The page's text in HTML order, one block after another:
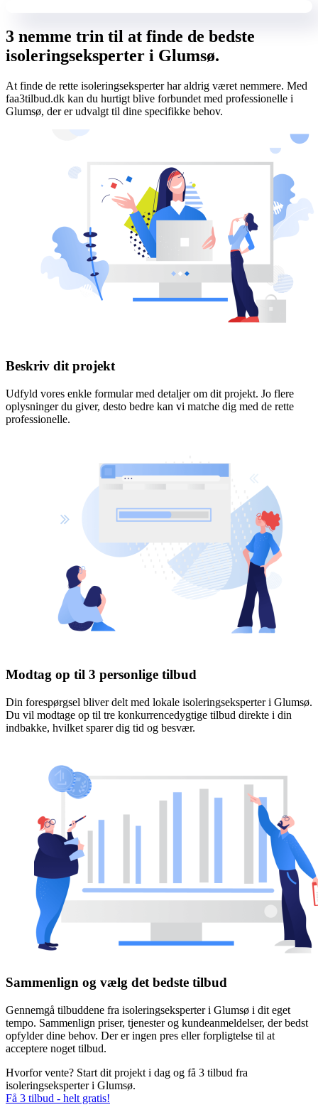
3 nemme trin til at finde de bedste
isoleringseksperter i Glumsø.
At finde de rette isoleringseksperter har aldrig været nemmere. Med
faa3tilbud.dk kan du hurtigt blive forbundet med professionelle i
Glumsø, der er udvalgt til dine specifikke behov.
Beskriv dit projekt
Udfyld vores enkle formular med detaljer om dit projekt. Jo flere
oplysninger du giver, desto bedre kan vi matche dig med de rette
professionelle.
Modtag op til 3 personlige tilbud
Din forespørgsel bliver delt med lokale isoleringseksperter i Glumsø.
Du vil modtage op til tre konkurrencedygtige tilbud direkte i din
indbakke, hvilket sparer dig tid og besvær.
Sammenlign og vælg det bedste tilbud
Gennemgå tilbuddene fra isoleringseksperter i Glumsø i dit eget
tempo. Sammenlign priser, tjenester og kundeanmeldelser, der bedst
opfylder dine behov. Der er ingen pres eller forpligtelse til at
acceptere noget tilbud.
Hvorfor vente? Start dit projekt i dag og få 3 tilbud fra
isoleringseksperter i Glumsø.
Få 3 tilbud - helt gratis!